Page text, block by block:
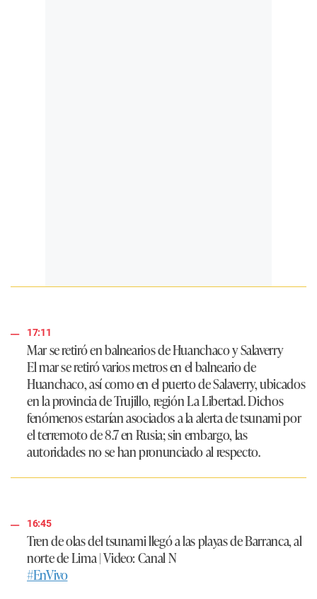
17:11
Mar se retiró en balnearios de Huanchaco y Salaverry
El mar se retiró varios metros en el balneario de
Huanchaco, así como en el puerto deSalaverry, ubicados
en la provincia deTrujillo, regiónLa Libertad.Dichos
fenómenos estarían asociados a la alerta de tsunami por
el terremoto de 8.7 en Rusia; sin embargo, las
autoridades no se han pronunciado al respecto.
16:45
Tren de olas del tsunami llegó a las playas de Barranca, al
norte de Lima | Video: Canal N
#EnVivo